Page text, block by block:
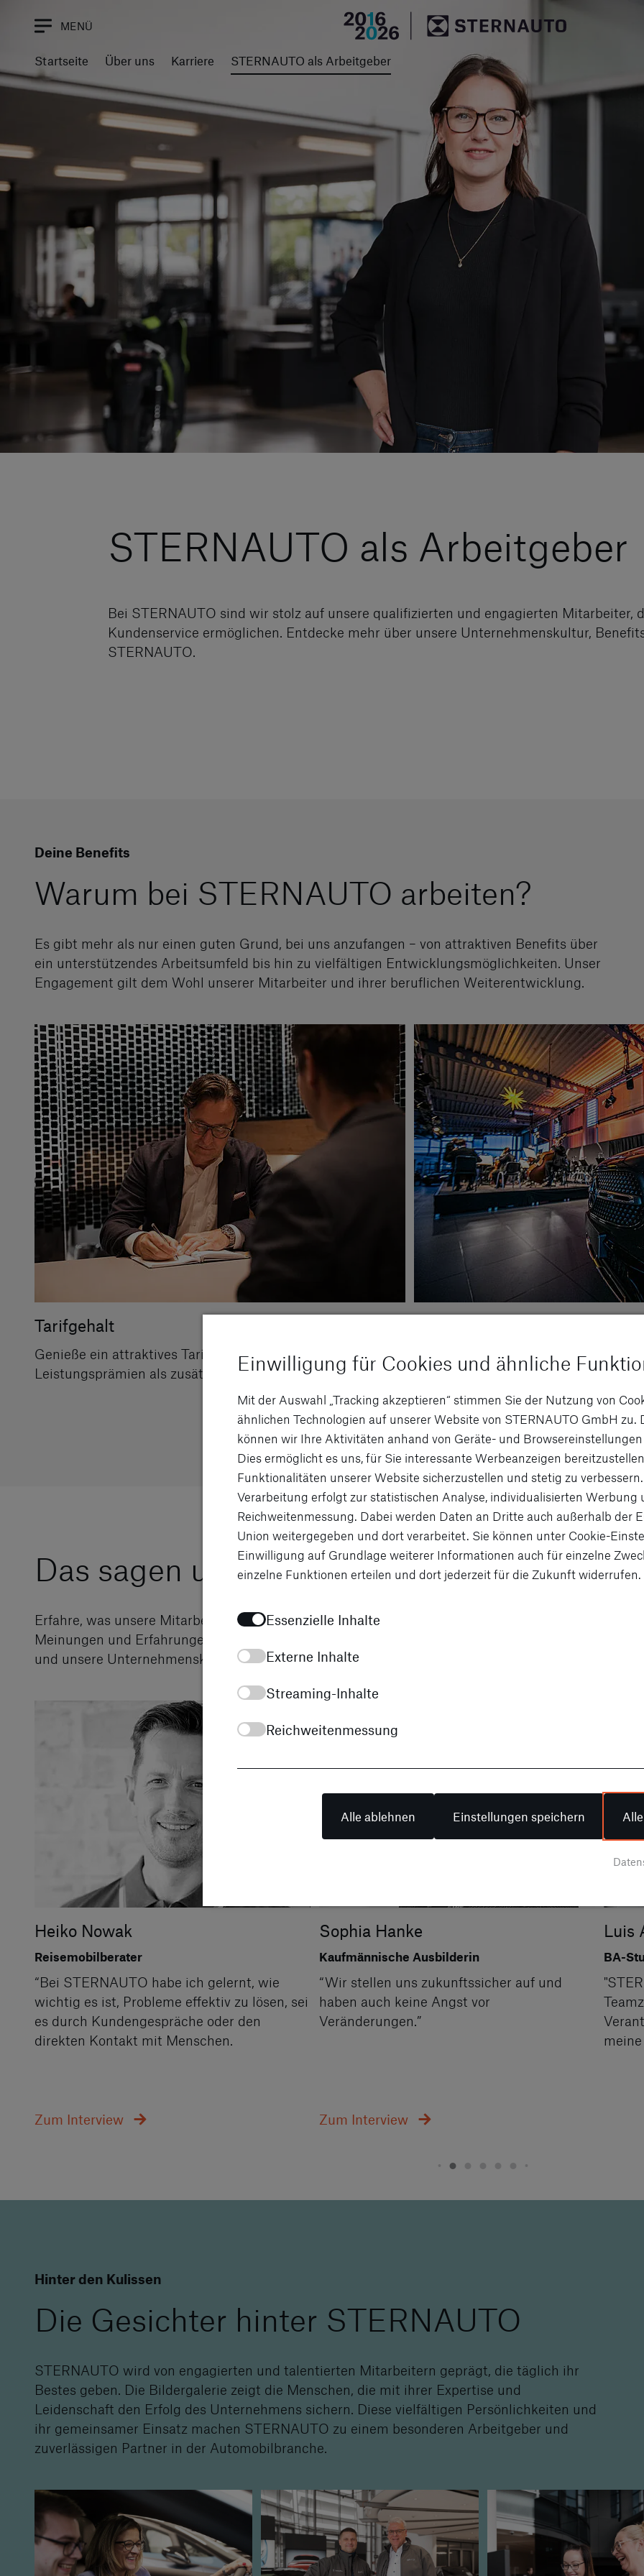
MENÜ
Startseite Über uns Karriere STERNAUTO als Arbeitgeber
STERNAUTO als Arbeitgeber
Bei STERNAUTO sind wir stolz auf unsere qualifizierten und engagierten Mitarbeiter,
Kundenservice ermöglichen. Entdecke mehr über unsere Unternehmenskultur,
STERNAUTO.
Deine Benefits
Warum bei STERNAUTO arbeiten?
Es gibt mehr als nur einen guten Grund, bei uns anzufangen – von attraktiven Benefits über
ein unterstützendes Arbeitsumfeld bis hin zu vielfältigen Entwicklungsmöglichkeiten. Unser
Engagement gilt dem Wohl unserer Mitarbeiter und ihrer beruflichen Weiterentwicklung.
Tarifgehalt
Genieße ein attraktives Tarifgehalt sowie monatliche
Leistungsprämien als zusätzliche Anerkennung.
Profitiere von unserem Weihnachts-
zusätzliche finanzielle Unterstützung
deiner Leistung.
Das sagen unsere Mitarbeiter
Erfahre, was unsere Mitarbeiter über ihre Arbeit bei STERNAUTO denken. Ihre ehrlichen
Meinungen und Erfahrungen bieten dir einen realistischen Einblick in unser Arbeitsumfeld
und unsere Unternehmenskultur.
Heiko Nowak
Reisemobilberater
“Bei STERNAUTO habe ich gelernt, wie
wichtig es ist, Probleme effektiv zu lösen, sei
es durch Kundengespräche oder den
direkten Kontakt mit Menschen.
Zum Interview
Sophia Hanke
Kaufmännische Ausbilderin
“Wir stellen uns zukunftssicher auf und
haben auch keine Angst vor
Veränderungen.”
Zum Interview
Luis
BA-
Hinter den Kulissen
Die Gesichter hinter STERNAUTO
STERNAUTO wird von engagierten und talentierten Mitarbeitern geprägt, die täglich ihr
Bestes geben. Die Bildergalerie zeigt die Menschen, die mit ihrer Expertise und
Leidenschaft den Erfolg des Unternehmens sichern. Diese vielfältigen Persönlichkeiten und
ihr gemeinsamer Einsatz machen STERNAUTO zu einem besonderen Arbeitgeber und
zuverlässigen Partner in der Automobilbranche.
Einwilligung für Cookies und ähnliche
Mit der Auswahl „Tracking akzeptieren“ stimmen Sie der Nutzung von
ähnlichen Technologien auf unserer Website von STERNAUTO GmbH zu.
können wir Ihre Aktivitäten anhand von Geräte- und Browsereinstellungen
Dies ermöglicht es uns, für Sie interessante Werbeanzeigen
Funktionalitäten unserer Website sicherzustellen und stetig zu
Verarbeitung erfolgt zur statistischen Analyse, individualisierten Werbung
Reichweitenmessung. Dabei werden Daten an Dritte auch außerhalb der
Union weitergegeben und dort verarbeitet. Sie können unter Cookie-
Einwilligung auf Grundlage weiterer Informationen auch für einzelne
einzelne Funktionen erteilen und dort jederzeit für die Zukunft widerrufen.
Essenzielle Inhalte
Externe Inhalte
Streaming-Inhalte
Reichweitenmessung
Alle ablehnen Einstellungen speichern